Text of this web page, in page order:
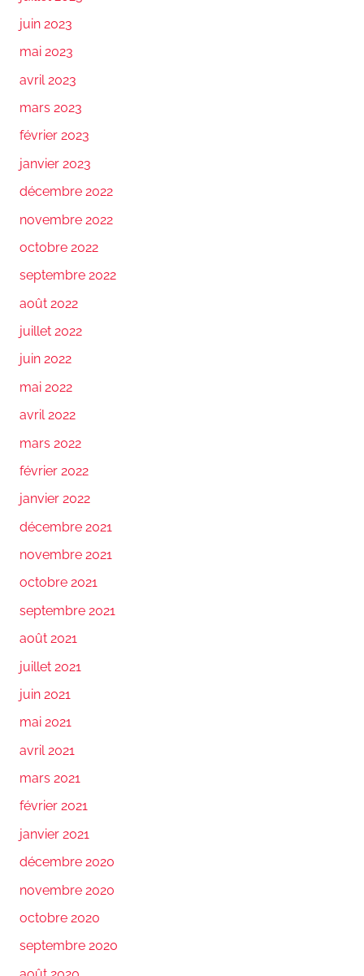
juin 2023
mai 2023
avril 2023
mars 2023
février 2023
janvier 2023
décembre 2022
novembre 2022
octobre 2022
septembre 2022
août 2022
juillet 2022
juin 2022
mai 2022
avril 2022
mars 2022
février 2022
janvier 2022
décembre 2021
novembre 2021
octobre 2021
septembre 2021
août 2021
juillet 2021
juin 2021
mai 2021
avril 2021
mars 2021
février 2021
janvier 2021
décembre 2020
novembre 2020
octobre 2020
septembre 2020